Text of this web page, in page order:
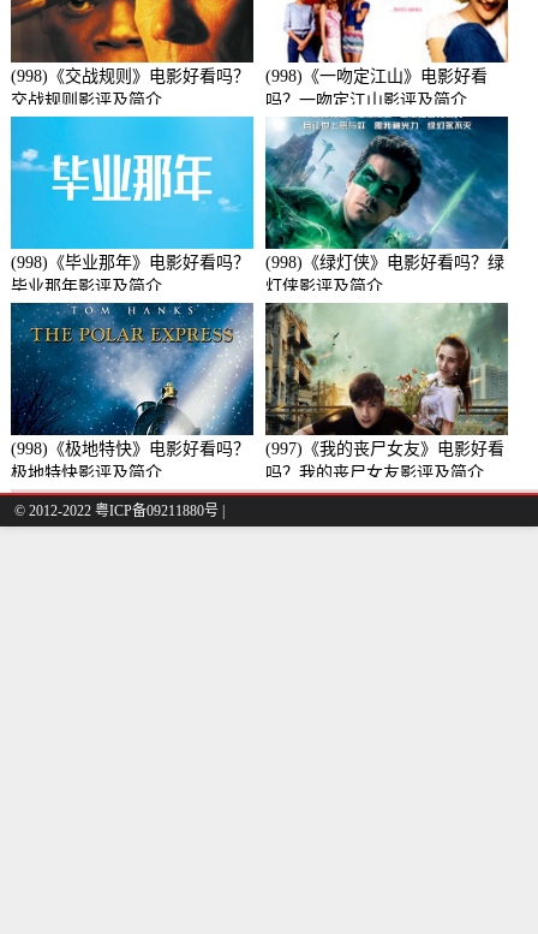
(998)《交战规则》电影好看吗？
交战规则影评及简介
(998)《一吻定江山》电影好看
吗？一吻定江山影评及简介
(998)《毕业那年》电影好看吗？
毕业那年影评及简介
(998)《绿灯侠》电影好看吗？绿
灯侠影评及简介
(998)《极地特快》电影好看吗？
极地特快影评及简介
(997)《我的丧尸女友》电影好看
吗？我的丧尸女友影评及简介
© 2012-2022 粤ICP备09211880号 |